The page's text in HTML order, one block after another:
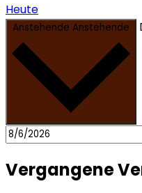
Heute
Anstehende Anstehende
Vergangene